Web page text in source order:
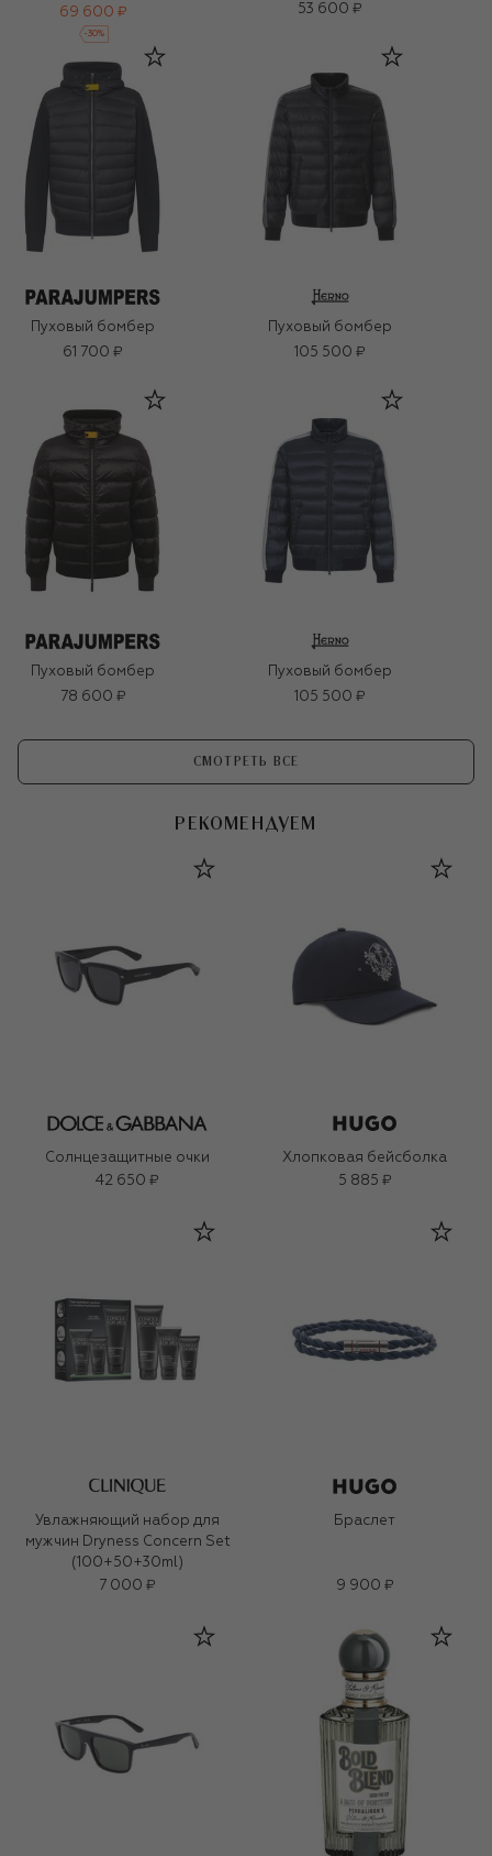
69 600 ₽
-30%
53 600 ₽
Пуховый бомбер
61 700 ₽
Пуховый бомбер
105 500 ₽
Пуховый бомбер
78 600 ₽
Пуховый бомбер
105 500 ₽
СМОТРЕТЬ ВСЕ
РЕКОМЕНДУЕМ
Солнцезащитные очки
42 650 ₽
Хлопковая бейсболка
5 885 ₽
Увлажняющий набор для
мужчин Dryness Concern Set
(100+50+30ml)
7 000 ₽
Браслет
9 900 ₽